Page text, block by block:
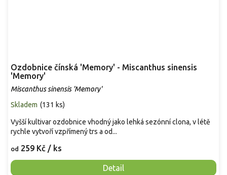
Ozdobnice čínská 'Memory' - Miscanthus sinensis
'Memory'
Miscanthus sinensis 'Memory'
Skladem (131 ks)
od 259 Kč / ks
Detail
Vyšší kultivar ozdobnice vhodný jako lehká sezónní clona, v létě
rychle vytvoří vzpřímený trs a od...